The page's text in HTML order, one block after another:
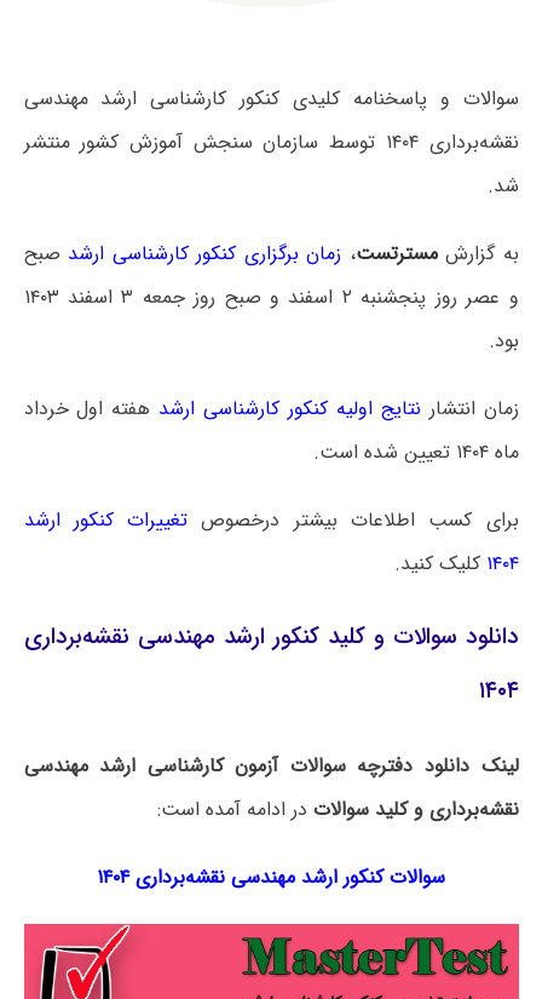
سوالات و پاسخنامه کلیدی کنکور کارشناسی ارشد مهندسی
نقشه‌برداری ۱۴۰۴ توسط سازمان سنجش آموزش کشور منتشر
شد.
به گزارشمسترتست، زمان برگزاری کنکور کارشناسی ارشد صبح
و عصر روز پنجشنبه ۲ اسفند و صبح روز جمعه ۳ اسفند ۱۴۰۳
بود.
زمان انتشار نتایج اولیه کنکور کارشناسی ارشد هفته اول خرداد
ماه ۱۴۰۴ تعیین شده است.
برای کسب اطلاعات بیشتر درخصوص تغییرات کنکور ارشد
۱۴۰۴ کلیک کنید.
دانلود سوالات و کلید کنکور ارشد مهندسی نقشه‌برداری
۱۴۰۴
لینک دانلود دفترچه سوالات آزمون کارشناسی ارشد مهندسی
نقشه‌برداری و کلید سوالات در ادامه آمده است:
سوالات کنکور ارشد مهندسی نقشه‌برداری ۱۴۰۴